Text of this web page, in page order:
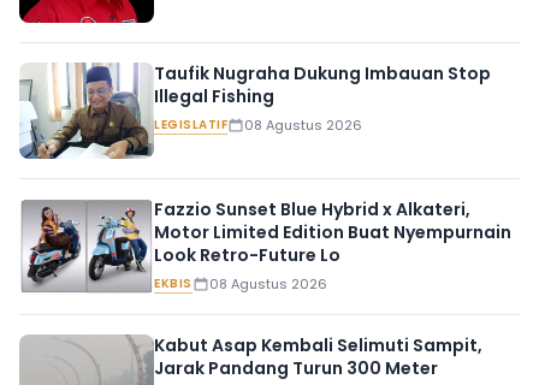
Taufik Nugraha Dukung Imbauan Stop
Illegal Fishing
LEGISLATIF 08 Agustus 2026
Fazzio Sunset Blue Hybrid x Alkateri,
Motor Limited Edition Buat Nyempurnain
Look Retro-Future Lo
EKBIS 08 Agustus 2026
Kabut Asap Kembali Selimuti Sampit,
Jarak Pandang Turun 300 Meter